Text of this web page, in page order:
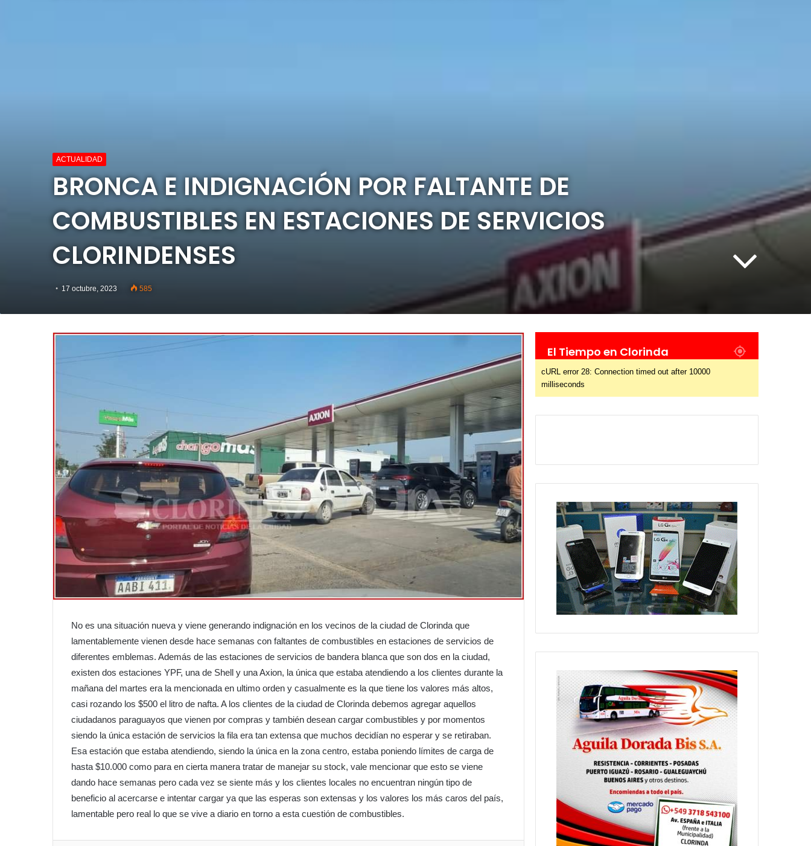
ACTUALIDAD
BRONCA E INDIGNACIÓN POR FALTANTE DE
COMBUSTIBLES EN ESTACIONES DE SERVICIOS
CLORINDENSES
17 octubre, 2023 585
No es una situación nueva y viene generando indignación en los vecinos de la ciudad de Clorinda que
lamentablemente vienen desde hace semanas con faltantes de combustibles en estaciones de servicios de
diferentes emblemas. Además de las estaciones de servicios de bandera blanca que son dos en la ciudad,
existen dos estaciones YPF, una de Shell y una Axion, la única que estaba atendiendo a los clientes durante la
mañana del martes era la mencionada en ultimo orden y casualmente es la que tiene los valores más altos,
casi rozando los $500 el litro de nafta. A los clientes de la ciudad de Clorinda debemos agregar aquellos
ciudadanos paraguayos que vienen por compras y también desean cargar combustibles y por momentos
siendo la única estación de servicios la fila era tan extensa que muchos decidían no esperar y se retiraban.
Esa estación que estaba atendiendo, siendo la única en la zona centro, estaba poniendo límites de carga de
hasta $10.000 como para en cierta manera tratar de manejar su stock, vale mencionar que esto se viene
dando hace semanas pero cada vez se siente más y los clientes locales no encuentran ningún tipo de
beneficio al acercarse e intentar cargar ya que las esperas son extensas y los valores los más caros del país,
lamentable pero real lo que se vive a diario en torno a esta cuestión de combustibles.
El Tiempo en Clorinda
cURL error 28: Connection timed out after 10000
milliseconds